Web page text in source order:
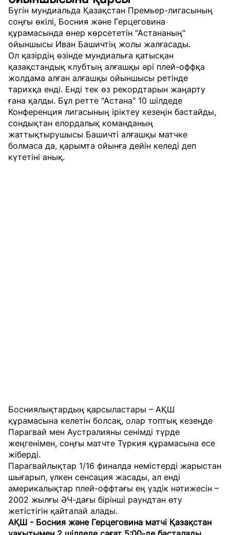
Бүгін мундиальда Қазақстан Премьер-лигасының
соңғы өкілі, Босния және Герцеговина
құрамасында өнер көрсететін "Астананың"
ойыншысы Иван Башичтің жолы жалғасады.
Ол қазірдің өзінде мундиальға қатысқан
қазақстандық клубтың алғашқы әрі плей-оффқа
жолдама алған алғашқы ойыншысы ретінде
тарихқа енді. Енді тек өз рекордтарын жаңарту
ғана қалды. Бұл ретте "Астана" 10 шілдеде
Конференция лигасының іріктеу кезеңін бастайды,
сондықтан елордалық команданың
жаттықтырушысы Башичті алғашқы матчке
болмаса да, қарымта ойынға дейін келеді деп
күтетіні анық.
Босниялықтардың қарсыластары – АҚШ
құрамасына келетін болсақ, олар топтық кезеңде
Парагвай мен Аустралияны сенімді түрде
жеңгенімен, соңғы матчте Түркия құрамасына есе
жіберді.
Парагвайлықтар 1/16 финалда немістерді жарыстан
шығарып, үлкен сенсация жасады, ал енді
америкалықтар плей-оффтағы ең үздік нәтижесін –
2002 жылғы ӘЧ-дағы бірінші раундтан өту
жетістігін қайталай алады.
АҚШ - Босния және Герцеговина матчі Қазақстан